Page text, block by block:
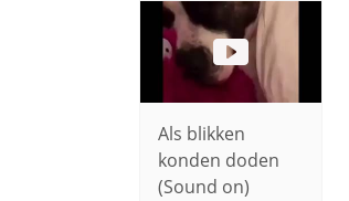
Als blikken
konden doden
(Sound on)